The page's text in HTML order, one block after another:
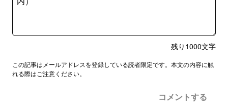
残り 1000文字
この記事はメールアドレスを登録している読者限定です。本文の内容に触
れる際はご注意ください。
コメントする